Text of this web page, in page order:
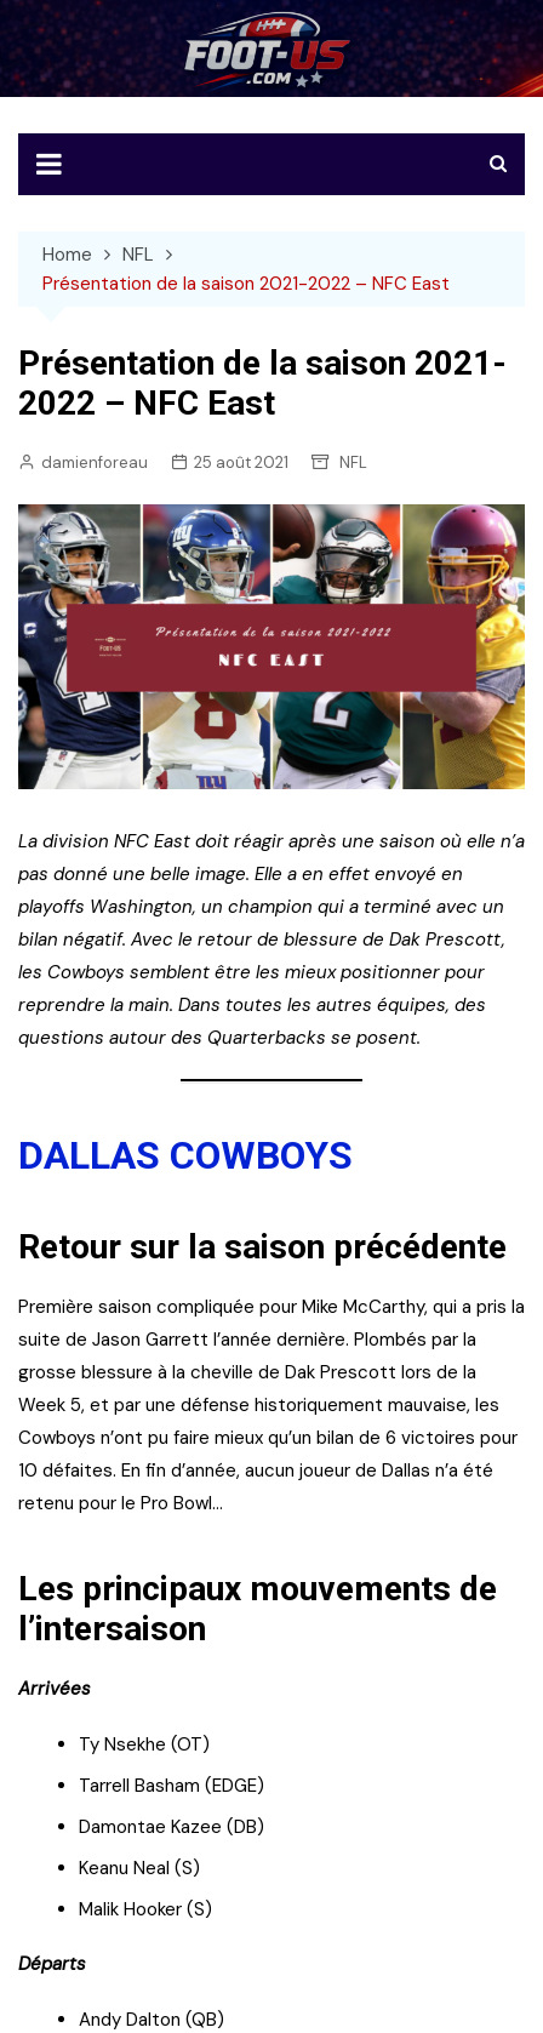
to
content
Foot-US
Le football américain en français
Home
NFL
Présentation de la saison 2021-2022 – NFC East
Présentation de la saison 2021-
2022 – NFC East
damienforeau 25 août 2021 NFL
La division NFC East doit réagir après une saison où elle n’a
pas donné une belle image. Elle a en effet envoyé en
playoffs Washington, un champion qui a terminé avec un
bilan négatif. Avec le retour de blessure de Dak Prescott,
les Cowboys semblent être les mieux positionner pour
reprendre la main. Dans toutes les autres équipes, des
questions autour des Quarterbacks se posent.
DALLAS COWBOYS
Retour sur la saison précédente
Première saison compliquée pour Mike McCarthy, qui a pris la
suite de Jason Garrett l’année dernière. Plombés par la
grosse blessure à la cheville de Dak Prescott lors de la
Week 5, et par une défense historiquement mauvaise, les
Cowboys n’ont pu faire mieux qu’un bilan de 6 victoires pour
10 défaites. En fin d’année, aucun joueur de Dallas n’a été
retenu pour le Pro Bowl…
Les principaux mouvements de
l’intersaison
Arrivées
Ty Nsekhe (OT)
Tarrell Basham (EDGE)
Damontae Kazee (DB)
Keanu Neal (S)
Malik Hooker (S)
Départs
Andy Dalton (QB)